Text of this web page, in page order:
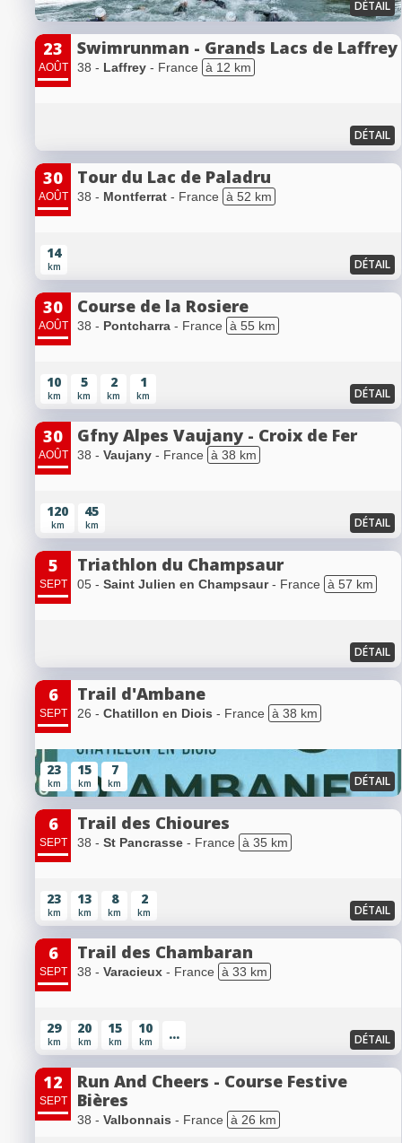
DÉTAIL
23
AOÛT
Swimrunman - Grands Lacs de Laffrey
38 - Laffrey - France à 12 km
DÉTAIL
30
AOÛT
Tour du Lac de Paladru
38 - Montferrat - France à 52 km
14
km DÉTAIL
30
AOÛT
Course de la Rosiere
38 - Pontcharra - France à 55 km
10
km
5
km
2
km
1
km DÉTAIL
30
AOÛT
Gfny Alpes Vaujany - Croix de Fer
38 - Vaujany - France à 38 km
120
km
45
km DÉTAIL
5
SEPT
Triathlon du Champsaur
05 - Saint Julien en Champsaur- France à 57 km
DÉTAIL
6
SEPT
Trail d'Ambane
26 - Chatillon en Diois - France à 38 km
23
km
15
km
7
km DÉTAIL
6
SEPT
Trail des Chioures
38 - St Pancrasse - France à 35 km
23
km
13
km
8
km
2
km DÉTAIL
6
SEPT
Trail des Chambaran
38 - Varacieux - France à 33 km
29
km
20
km
15
km
10
km ... DÉTAIL
12
SEPT
Run And Cheers - Course Festive
Bières
38 - Valbonnais - France à 26 km